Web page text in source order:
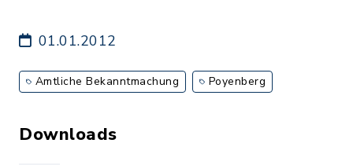
01.01.2012
Amtliche Bekanntmachung Poyenberg
Downloads